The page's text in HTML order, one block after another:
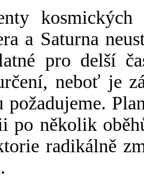
a Saturna
pro delší
neboť je
požadujeme.
po několik
radikálně